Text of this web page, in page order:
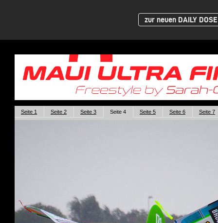
zur neuen DAILY
Seite 1 Seite 2 Seite 3 Seite 4 Seite 5 Seite 6 Seite 7